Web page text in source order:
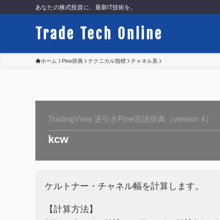
あなたの株式投資に、最新IT技術を。
Trade Tech Online
ホーム Pine辞典 テクニカル指標 チャネル系
TradingView 逆引きPine言語辞典（version 4）
kcw
ケルトナー・チャネル幅を計算します。
【計算方法】